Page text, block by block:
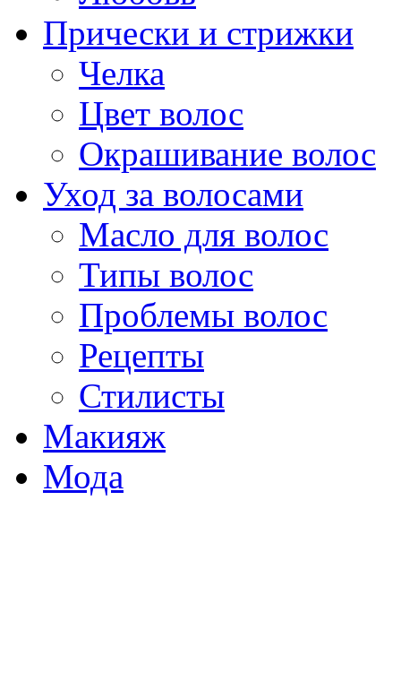
Прически и стрижки
Челка
Цвет волос
Окрашивание волос
Уход за волосами
Масло для волос
Типы волос
Проблемы волос
Рецепты
Стилисты
Макияж
Мода